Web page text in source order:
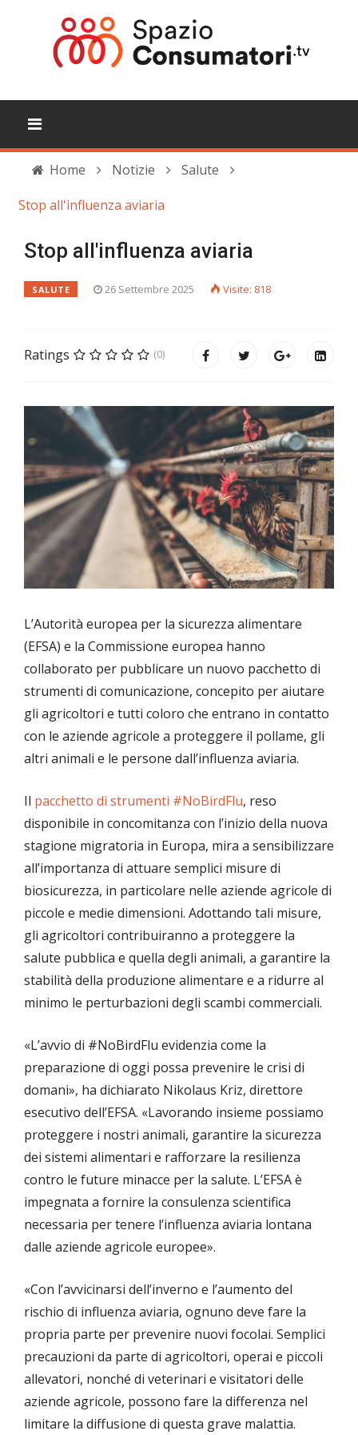
Home Notizie
Salute
Stop all'influenza aviaria
Stop all'influenza aviaria
SALUTE 26 Settembre 2025 Visite: 818
Ratings (0)
L’Autorità europea per la sicurezza alimentare
(EFSA) e la Commissione europea hanno
collaborato per pubblicare un nuovo pacchetto di
strumenti di comunicazione, concepito per aiutare
gli agricoltori e tutti coloro che entrano in contatto
con le aziende agricole a proteggere il pollame, gli
altri animali e le persone dall’influenza aviaria.
Il pacchetto di strumenti #NoBirdFlu, reso
disponibile in concomitanza con l’inizio della nuova
stagione migratoria in Europa, mira a sensibilizzare
all’importanza di attuare semplici misure di
biosicurezza, in particolare nelle aziende agricole di
piccole e medie dimensioni. Adottando tali misure,
gli agricoltori contribuiranno a proteggere la
salute pubblica e quella degli animali, a garantire la
stabilità della produzione alimentare e a ridurre al
minimo le perturbazioni degli scambi commerciali.
«L’avvio di #NoBirdFlu evidenzia come la
preparazione di oggi possa prevenire le crisi di
domani», ha dichiarato Nikolaus Kriz, direttore
esecutivo dell’EFSA. «Lavorando insieme possiamo
proteggere i nostri animali, garantire la sicurezza
dei sistemi alimentari e rafforzare la resilienza
contro le future minacce per la salute. L’EFSA è
impegnata a fornire la consulenza scientifica
necessaria per tenere l’influenza aviaria lontana
dalle aziende agricole europee».
«Con l’avvicinarsi dell’inverno e l’aumento del
rischio di influenza aviaria, ognuno deve fare la
propria parte per prevenire nuovi focolai. Semplici
precauzioni da parte di agricoltori, operai e piccoli
allevatori, nonché di veterinari e visitatori delle
aziende agricole, possono fare la differenza nel
limitare la diffusione di questa grave malattia.